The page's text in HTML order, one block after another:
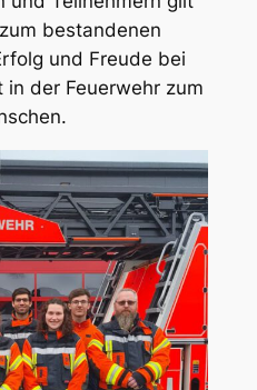
bestandenen
und Freude bei
der Feuerwehr zum